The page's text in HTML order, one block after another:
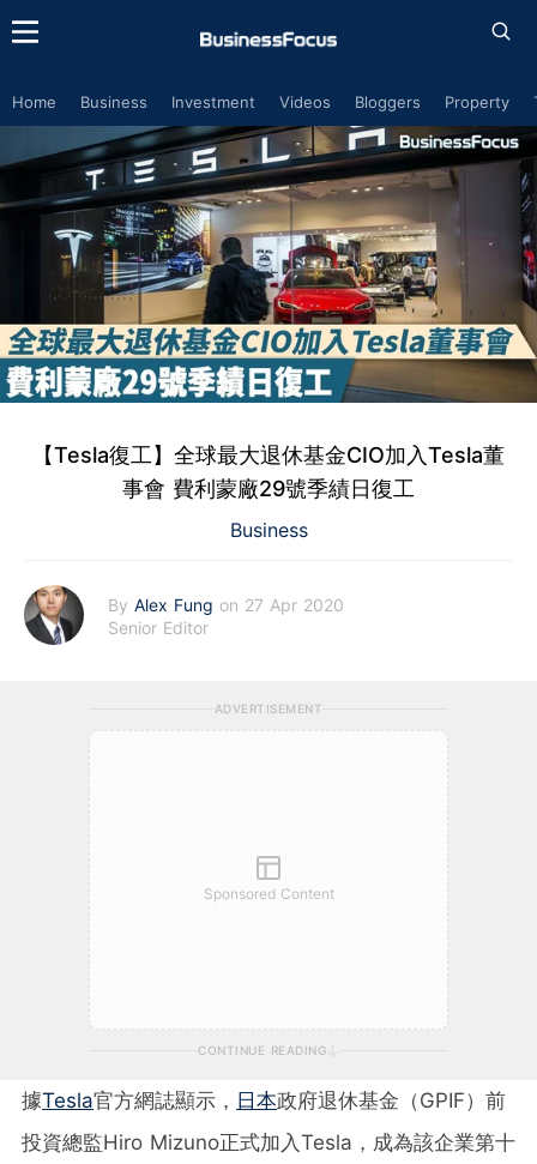
Home Business Investment Videos Bloggers Property
【Tesla復工】全球最大退休基金CIO加入Tesla董
事會 費利蒙廠29號季績日復工
Business
By Alex Fung on 27 Apr 2020
Senior Editor
ADVERTISEMENT
Sponsored Content
CONTINUE READING
據Tesla官方網誌顯示， 日本政府退休基金（GPIF）前
投資總監Hiro Mizuno正式加入Tesla，成為該企業第十